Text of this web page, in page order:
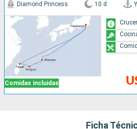
Comidas incluidas
Diamond Princess 10 d
Ficha